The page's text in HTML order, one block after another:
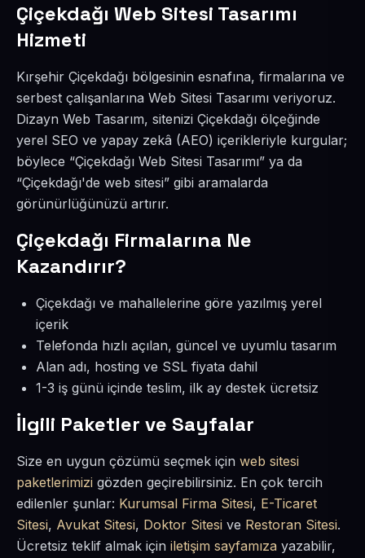
Çiçekdağı Web Sitesi Tasarımı
Hizmeti
Kırşehir Çiçekdağı bölgesinin esnafına, firmalarına ve
serbest çalışanlarına Web Sitesi Tasarımı veriyoruz.
Dizayn Web Tasarım, sitenizi Çiçekdağı ölçeğinde
yerel SEO ve yapay zekâ (AEO) içerikleriyle kurgular;
böylece “Çiçekdağı Web Sitesi Tasarımı” ya da
“Çiçekdağı'de web sitesi” gibi aramalarda
görünürlüğünüzü artırır.
Çiçekdağı Firmalarına Ne
Kazandırır?
Çiçekdağı ve mahallelerine göre yazılmış yerel
içerik
Telefonda hızlı açılan, güncel ve uyumlu tasarım
Alan adı, hosting ve SSL fiyata dahil
1-3 iş günü içinde teslim, ilk ay destek ücretsiz
İlgili Paketler ve Sayfalar
Size en uygun çözümü seçmek için web sitesi
paketlerimizi gözden geçirebilirsiniz. En çok tercih
edilenler şunlar: Kurumsal Firma Sitesi, E-Ticaret
Sitesi, Avukat Sitesi, Doktor Sitesi ve Restoran Sitesi.
Ücretsiz teklif almak için iletişim sayfamıza yazabilir,